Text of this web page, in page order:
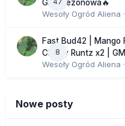
GHS sezonowa🔥
Wesoły Ogród Aliena
8
Fast Bud42 | Mango
Cherry Runtz x2 |
Wesoły Ogród Aliena
Nowe posty